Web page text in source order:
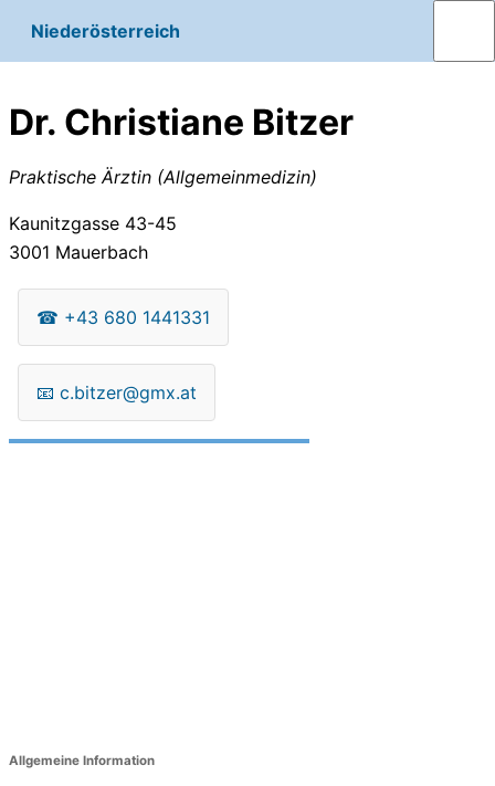
Niederösterreich
Dr. Christiane Bitzer
Praktische Ärztin (Allgemeinmedizin)
Kaunitzgasse 43-45
3001 Mauerbach
☎ +43 680 1441331
📧 c.bitzer@gmx.at
Allgemeine Information